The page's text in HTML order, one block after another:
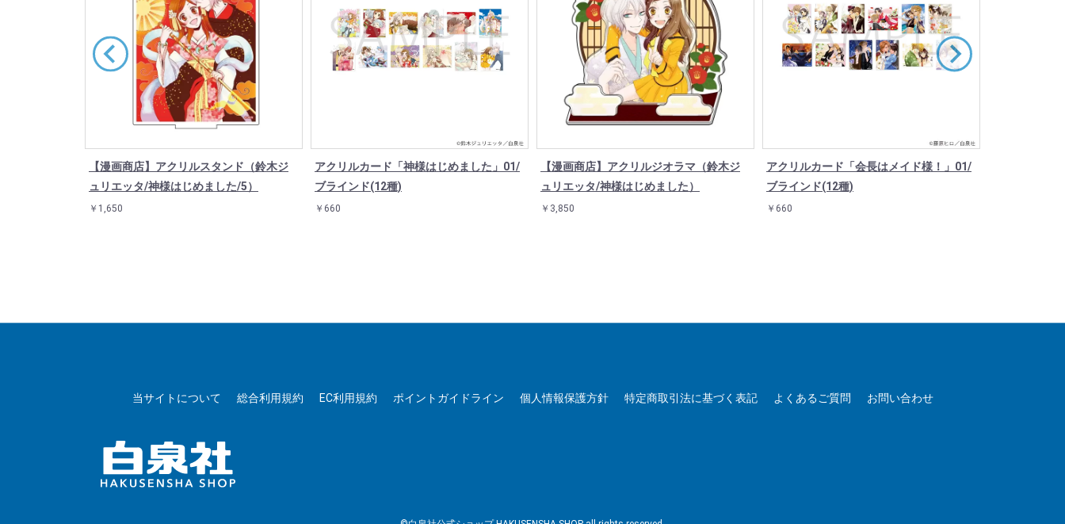
【漫画商店】アクリルスタンド（鈴木ジ
ュリエッタ/神様はじめました/5）
￥1,650
アクリルカード「神様はじめました」01/
ブラインド(12種)
￥660
【漫画商店】アクリルジオラマ（鈴木ジ
ュリエッタ/神様はじめました）
￥3,850
アクリルカード「会長はメイド様！」01/
ブラインド(12種)
￥660
当サイトについて 総合利用規約 EC利用規約 ポイントガイドライン 個人情報保護方針 特定商取引法に基づく表記 よくあるご質問 お問い合わせ